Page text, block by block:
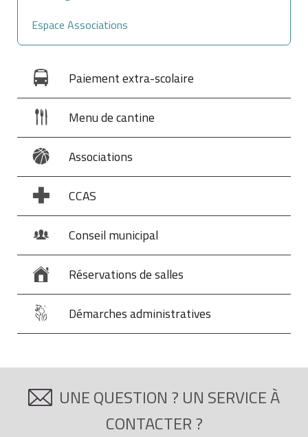
Espace Associations
Paiement extra-scolaire
Menu de cantine
Associations
CCAS
Conseil municipal
Réservations de salles
Démarches administratives
UNE QUESTION ? UN SERVICE À
CONTACTER ?